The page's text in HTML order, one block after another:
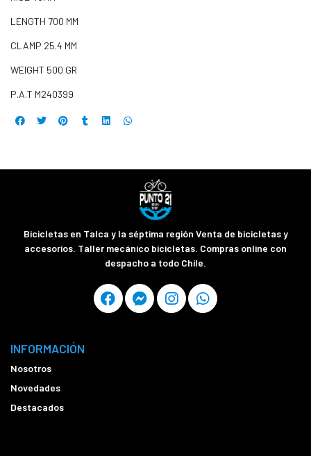
LENGTH 700 MM
CLAMP 25.4 MM
WEIGHT 500 GR
P.A.T M240399
Bicicletas en Talca y la séptima región Venta de bicicletas y
accesorios. Taller mecánico bicicletas. Compras online con
despacho a todo Chile.
INFORMACIÓN
Nosotros
Novedades
Destacados